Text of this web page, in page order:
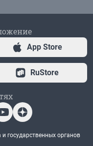
App Store
RuStore
государственных органов